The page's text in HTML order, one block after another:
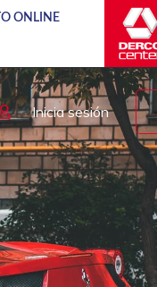
ONLINE
Inicia sesión